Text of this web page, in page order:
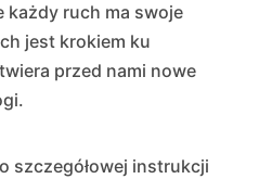
każdy ruch ma swoje
jest krokiem ku
przed nami nowe
szczegółowej instrukcji